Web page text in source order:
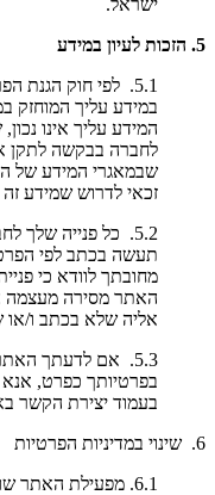
5. הזכות לעיון במידע
במידע עליך
המידע עליך אינו
לחברה בבקשה לתקן
שבמאגרי המידע של
זכאי לדרוש שמידע זה
5.2. כל פנייה שלך
תעשה בכתב לפי
מחובתך לוודא כי
האתר מסירה מעצמה
אליה שלא בכתב ו/או
5.3. אם לדעתך
בפרטיותך כפרט,
בעמוד יצירת הקשר
6. שינוי במדיניות הפרטיות
6.1. מפעילת